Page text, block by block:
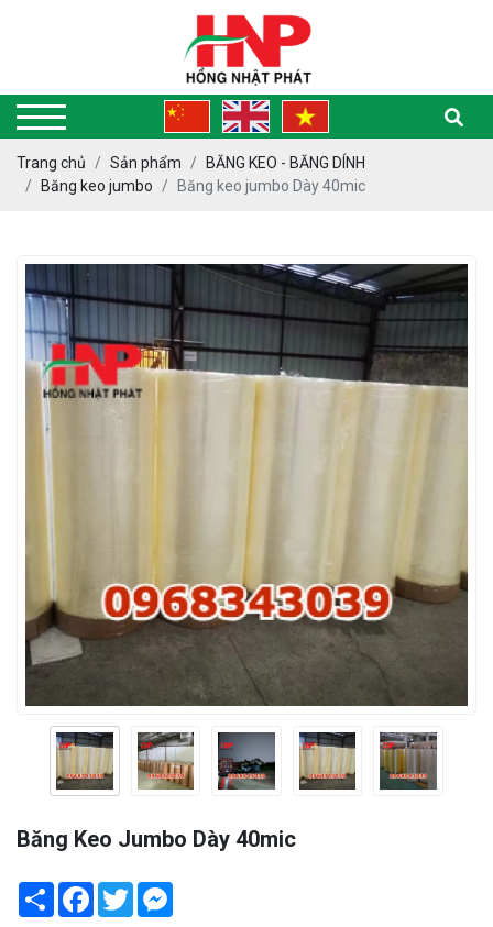
Trang chủ Sản phẩm
BĂNG KEO - BĂNG DÍNH
Băng keo jumbo
Băng keo jumbo Dày 40mic
Băng Keo Jumbo Dày 40mic
Share Facebook
Twitter